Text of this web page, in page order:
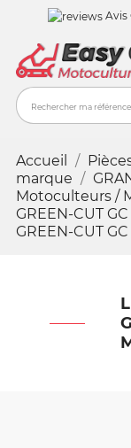
Avis
Accueil
marque
Motoculteurs /
GREEN-CUT
GREEN-CUT